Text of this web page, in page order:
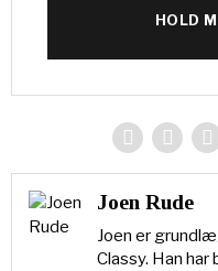
HOLD
Joen Rude
Joen er
Classy. Han